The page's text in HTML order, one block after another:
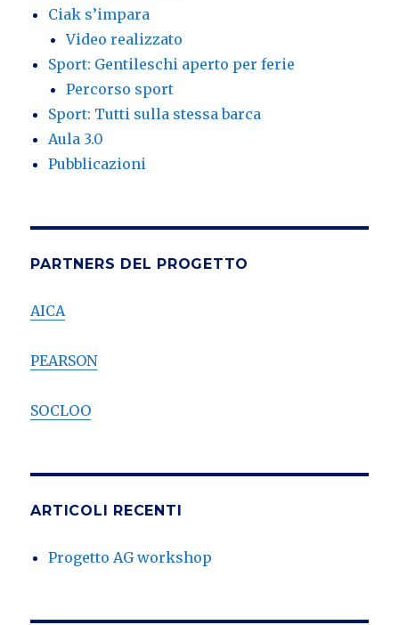
Ciak s’impara
Video realizzato
Sport: Gentileschi aperto per ferie
Percorso sport
Sport: Tutti sulla stessa barca
Aula 3.0
Pubblicazioni
PARTNERS DEL PROGETTO
AICA
PEARSON
SOCLOO
ARTICOLI RECENTI
Progetto AG workshop